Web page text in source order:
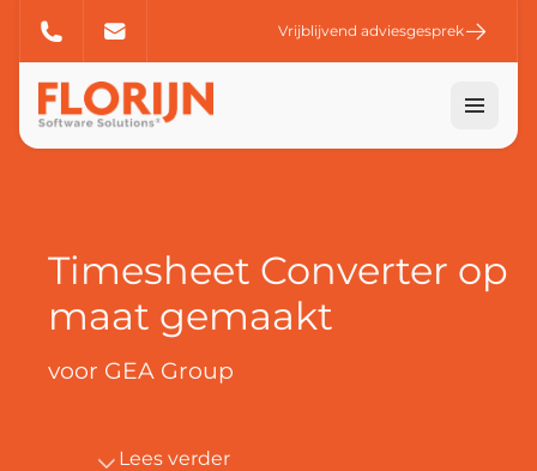
Vrijblijvend adviesgesprek
Timesheet Converter op
maat gemaakt
voor GEA Group
Lees verder